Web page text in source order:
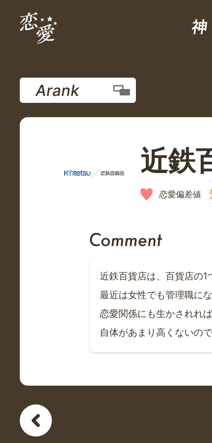
近鉄
恋愛偏差値
Arank
近鉄百貨店は、百貨店の1
最近は女性でも管理職に
恋愛関係にも生かされれ
自体があまり高くないの